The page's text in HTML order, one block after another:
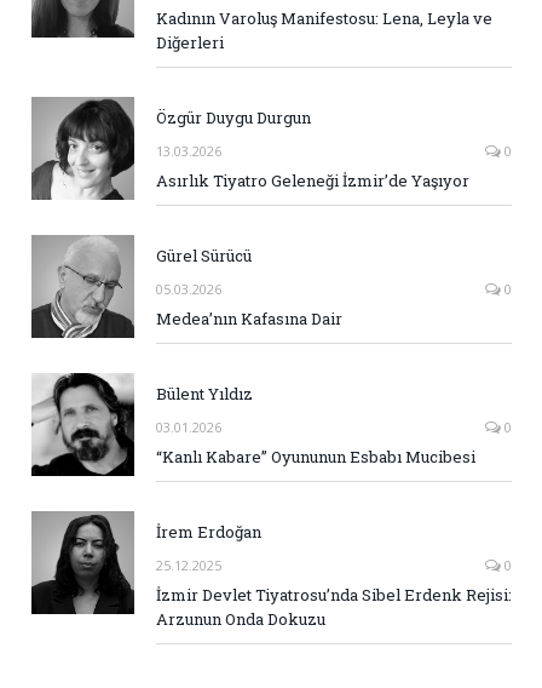
Kadının Varoluş Manifestosu: Lena, Leyla ve
Diğerleri
Özgür Duygu Durgun
13.03.2026 0
Asırlık Tiyatro Geleneği İzmir’de Yaşıyor
Gürel Sürücü
05.03.2026 0
Medea’nın Kafasına Dair
Bülent Yıldız
03.01.2026 0
“Kanlı Kabare” Oyununun Esbabı Mucibesi
İrem Erdoğan
25.12.2025 0
İzmir Devlet Tiyatrosu’nda Sibel Erdenk Rejisi:
Arzunun Onda Dokuzu